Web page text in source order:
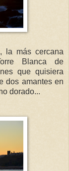
la más cercana
Blanca de
que quisiera
dos amantes en
dorado...